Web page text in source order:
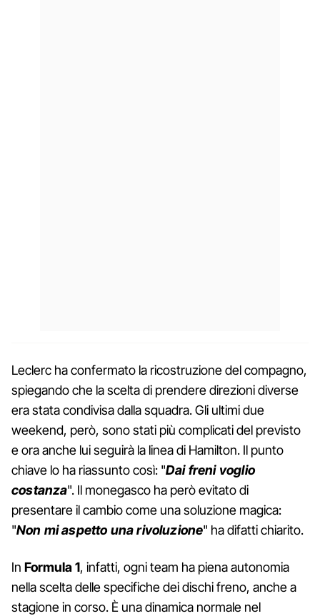
Leclerc ha confermato la ricostruzione del compagno,
spiegando che la scelta di prendere direzioni diverse
era stata condivisa dalla squadra. Gli ultimi due
weekend, però, sono stati più complicati del previsto
e ora anche lui seguirà la linea di Hamilton. Il punto
chiave lo ha riassunto così: "Dai freni voglio
costanza". Il monegasco ha però evitato di
presentare il cambio come una soluzione magica:
"Non mi aspetto una rivoluzione" ha difatti chiarito.
In Formula 1, infatti, ogni team ha piena autonomia
nella scelta delle specifiche dei dischi freno, anche a
stagione in corso. È una dinamica normale nel